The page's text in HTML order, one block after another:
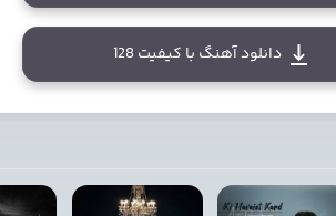
دانلود آهنگ با کیفیت 128